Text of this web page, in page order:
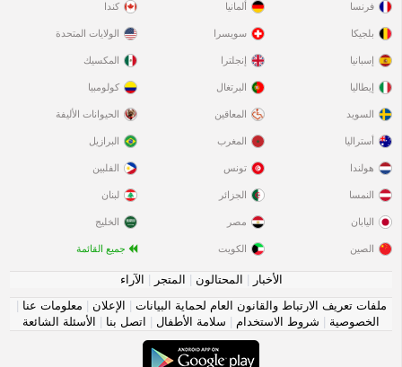
فرنسا
بلجيكا
إسبانيا
إيطاليا
السويد
ألمانيا
سويسرا
إنجلترا
البرتغال
المعاقين
كندا
الولايات المتحدة
المكسيك
كولومبيا
الحيوانات الأليفة
أستراليا
هولندا
النمسا
اليابان
الصين
المغرب
تونس
الجزائر
مصر
الكويت
البرازيل
الفلبين
لبنان
الخليج
جميع القائمة
الأخبار المحتالون المتجر
الآراء
ملفات تعريف الارتباط والقانون العام لحماية البيانات
الإعلان معلومات عنا
الخصوصية
شروط الاستخدام سلامة الأطفال اتصل بنا الأسئلة الشائعة